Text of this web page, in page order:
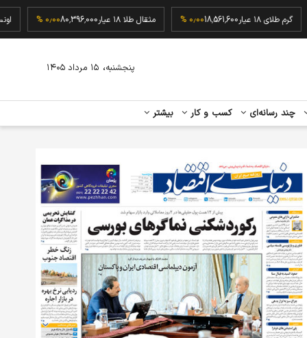
گرم طلای ۱۸ عیار 18,561,600۰٫۰۰ % مثقال طلا ۱۸ عیار 80,396,000۰٫۰۰ %
چند رسانه‌ای کسب و کار بیشتر
پنجشنبه، ۱۵ مرداد ۱۴۰۵